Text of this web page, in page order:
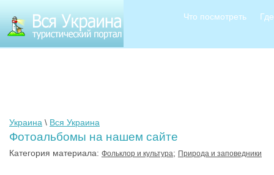
Что посмотреть
Украина \ Вся Украина
Фотоальбомы на нашем сайте
Категория материала: Фольклор и культура; Природа и заповедники